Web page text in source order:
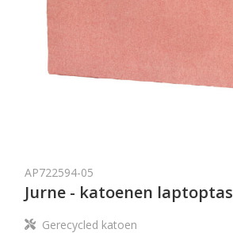
AP722594-05
Jurne - katoenen laptoptas
Gerecycled katoen